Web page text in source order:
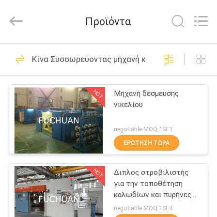
ΣΠΊΤΙ
ΠΡΟΪΌΝΤΑ
ΒΊΝΤΕΟ
ΕΜΦΆΝΙΣΗ
VR
ΣΧΕΤΙΚΆ
ΜΕ
and
Mechanical
Rights
Συσσωρεύοντας
μηχανή καλωδίων
χαλκού
124
Καλώδιο που
στρίβει τη μηχανή
47
Προϊόντα
Κίνα Συσσωρεύοντας μηχανή καλωδίων χαλκού
HOT
Μηχανή δέσμευσης
νικελίου
negotiable MOQ:1SET
ΕΡΏΤΗΣΗ ΤΏΡΑ
HOT
Διπλός στροβιλιστής
για την τοποθέτηση
καλωδίων και πυρήνες
καλωδίων
negotiable MOQ:1SET